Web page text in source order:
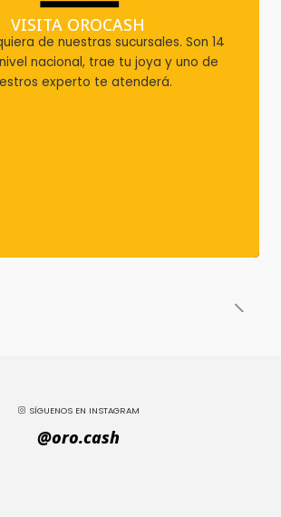
VISITA OROCASH
de nuestras sucursales. Son 14
nacional, trae tu joya y uno de
experto te atenderá.
SÍGUENOS EN INSTAGRAM
@oro.cash